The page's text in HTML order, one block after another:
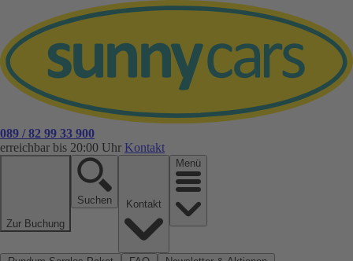
089 / 82 99 33 900
erreichbar bis 20:00 Uhr Kontakt
Zur Buchung
Suchen
Menü